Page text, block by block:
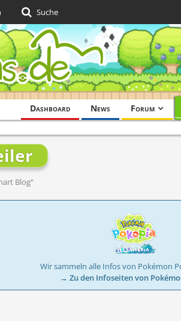
Dashboard News Forum
Suche
Blog“
Wir sammeln alle Infos von Pokémon
→ Zu den Infoseiten von